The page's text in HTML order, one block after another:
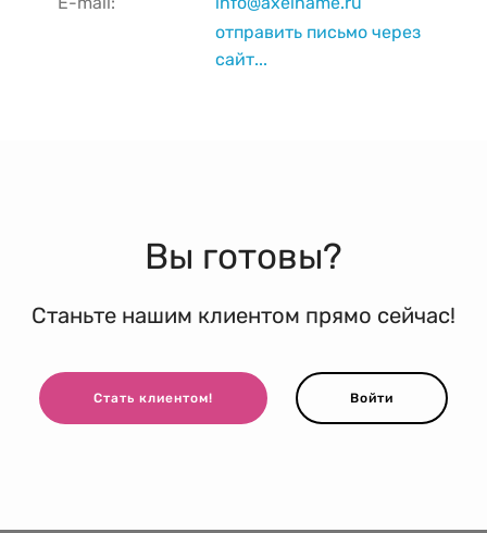
отправить письмо через
сайт...
Вы готовы?
Станьте нашим клиентом прямо сейчас!
Стать клиентом! Войти